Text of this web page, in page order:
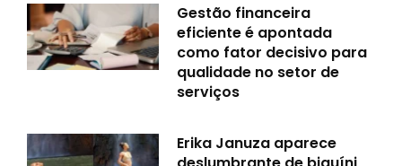
Gestão financeira
eficiente é apontada
como fator decisivo para
qualidade no setor de
serviços
Erika Januza aparece